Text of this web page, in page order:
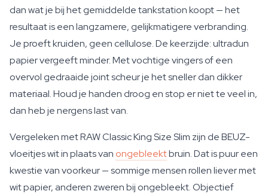
dan wat je bij het gemiddelde tankstation koopt — het
resultaat is een langzamere, gelijkmatigere verbranding.
Je proeft kruiden, geen cellulose. De keerzijde: ultradun
papier vergeeft minder. Met vochtige vingers of een
overvol gedraaide joint scheur je het sneller dan dikker
materiaal. Houd je handen droog en stop er niet te veel in,
dan heb je nergens last van.
Vergeleken met RAW Classic King Size Slim zijn de BEUZ-
vloeitjes wit in plaats van ongebleektbruin. Dat is puur een
kwestie van voorkeur — sommige mensen rollen liever met
wit papier, anderen zweren bij ongebleekt. Objectief